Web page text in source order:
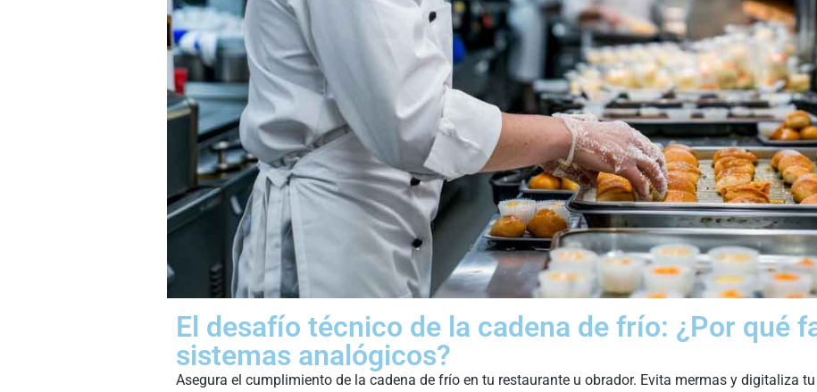
El desafío técnico de la cadena de frío: ¿Por qué
sistemas analógicos?
Asegura el cumplimiento de la cadena de frío en tu restaurante u obrador. Evita mermas y digitaliza tu